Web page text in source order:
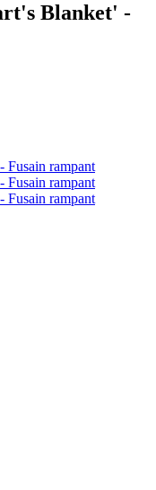
Blanket' -